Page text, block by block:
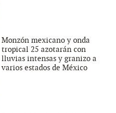
Monzón mexicano y onda
tropical 25 azotarán con
lluvias intensas y granizo a
varios estados de México